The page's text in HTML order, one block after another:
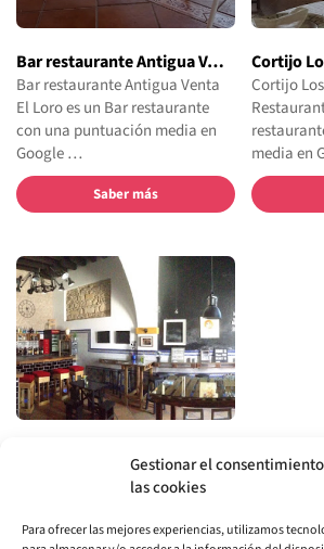
Gestionar el
las cookies
Para ofrecer las mejores experiencias, utilizamos
Bar restaurante Antigua V…
Bar restaurante Antigua Venta
El Loro es un Bar restaurante
con una puntuación media en
Google …
Saber más
Cortijo
Cortijo
media en
ATUVERA es un Bar restaurante
con una puntuación media en
Google de 4.6. Tapas espanolas